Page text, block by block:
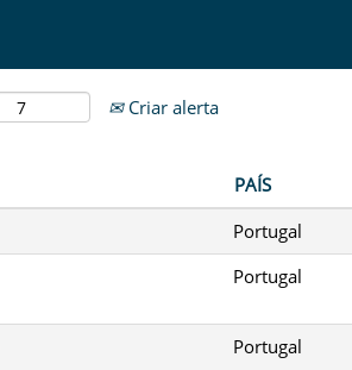
Criar alerta
PAÍS
Portugal
Portugal
Portugal